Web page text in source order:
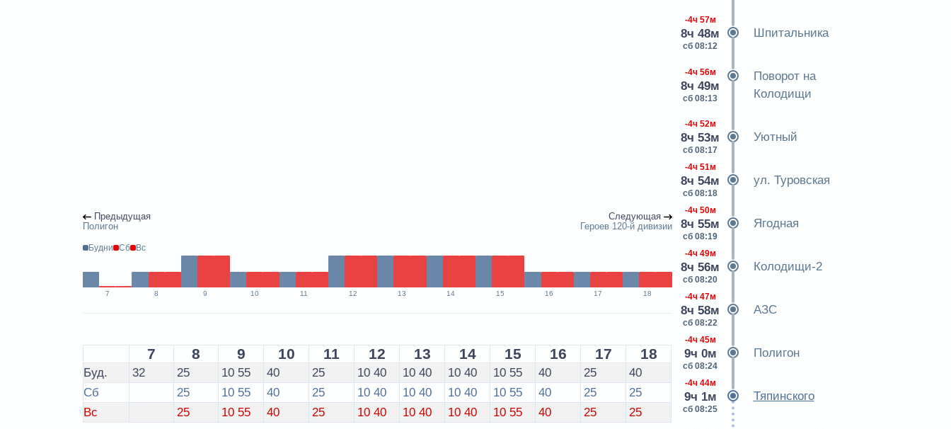
Предыдущая
Полигон
Следующая
Героев 120-й дивизии
Будни Сб Вс
7 8 9 10 11 12 13 14 15 16 17 18
7 8 9 10 11 12 13 14 15 16 17 18
Буд. 32 25 10 55 40 25 10 40 10 40 10 40 10 55 40 25
40
Сб
25 10 55 40 25 10 40 10 40 10 40 10 55 40 25
25
Вс
25 10 55 40 25 10 40 10 40 10 40 10 55 40 25 25
-4ч 57м
8ч 48м
сб 08:12
Шпитальника
-4ч 56м
8ч 49м
сб 08:13
Поворот на
Колодищи
-4ч 52м
8ч 53м
сб 08:17
Уютный
-4ч 51м
8ч 54м
сб 08:18
ул. Туровская
-4ч 50м
8ч 55м
сб 08:19
Ягодная
-4ч 49м
8ч 56м
сб 08:20
Колодищи-2
-4ч 47м
8ч 58м
сб 08:22
АЗС
-4ч 45м
9ч 0м
сб 08:24
Полигон
-4ч 44м
9ч 1м
сб 08:25
Тяпинского